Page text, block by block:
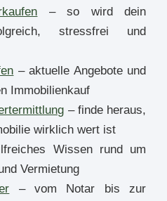
– so wird dein
stressfrei und
– aktuelle Angebote und
Immobilienkauf
– finde heraus,
wirklich wert ist
Wissen rund um
Vermietung
– vom Notar bis zur